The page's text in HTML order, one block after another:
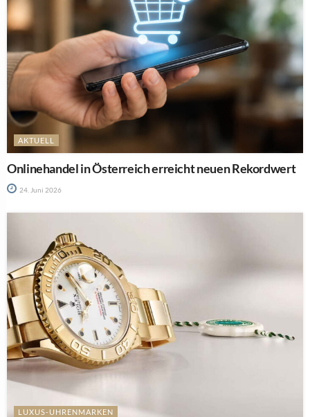
AKTUELL
Onlinehandel in Österreich erreicht neuen Rekordwert
24. Juni 2026
LUXUS-UHRENMARKEN